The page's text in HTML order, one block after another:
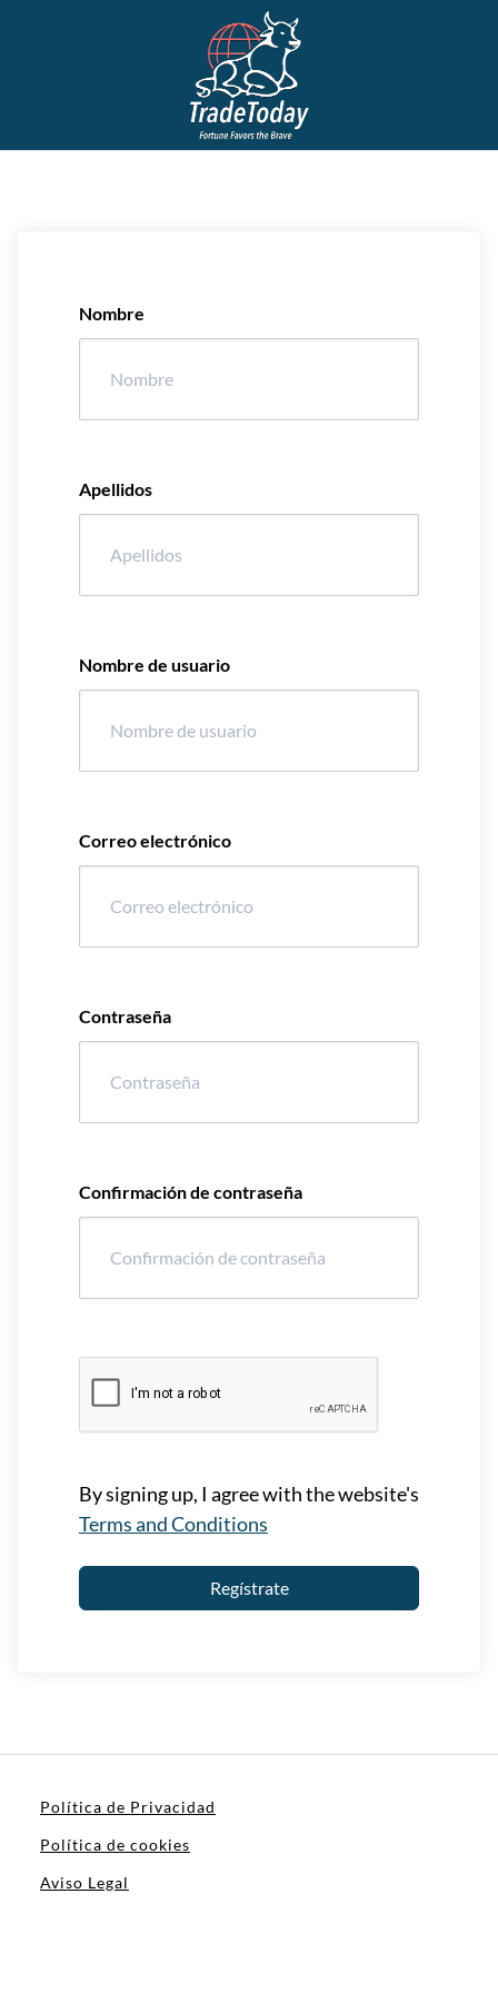
Nombre
Apellidos
Nombre de usuario
Correo electrónico
Contraseña
Confirmación de contraseña
By signing up, I agree with the website's
Terms and Conditions
Regístrate
Política de Privacidad
Política de cookies
Aviso Legal